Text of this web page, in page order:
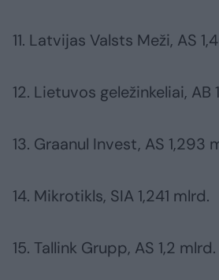
11. Latvijas Valsts Meži, AS
12. Lietuvos geležinkeliai, AB
13. Graanul Invest, AS 1,293
14. Mikrotikls, SIA 1,241 mlrd.
15. Tallink Grupp, AS 1,2 mlrd.